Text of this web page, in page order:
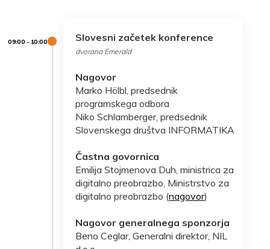
Slovesni začetek konference
dvorana Emerald
Nagovor
Marko Hölbl, predsednik
programskega odbora
Niko Schlamberger, predsednik
Slovenskega društva INFORMATIKA
Častna govornica
Emilija Stojmenova Duh, ministrica za
digitalno preobrazbo, Ministrstvo za
digitalno preobrazbo (nagovor)
Nagovor generalnega sponzorja
Beno Ceglar, Generalni direktor, NIL